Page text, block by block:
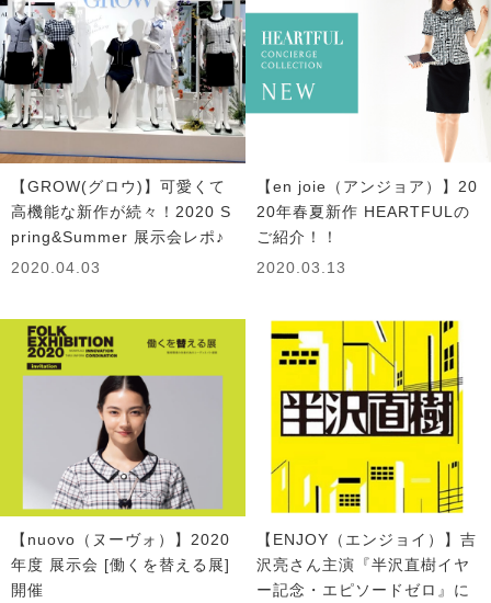
【GROW(グロウ)】可愛くて
高機能な新作が続々！2020 S
pring&Summer 展示会レポ♪
2020.04.03
【en joie（アンジョア）】20
20年春夏新作 HEARTFULの
ご紹介！！
2020.03.13
【nuovo（ヌーヴォ）】2020
年度 展示会 [働くを替える展]
開催
【ENJOY（エンジョイ）】吉
沢亮さん主演『半沢直樹イヤ
ー記念・エピソードゼロ』に